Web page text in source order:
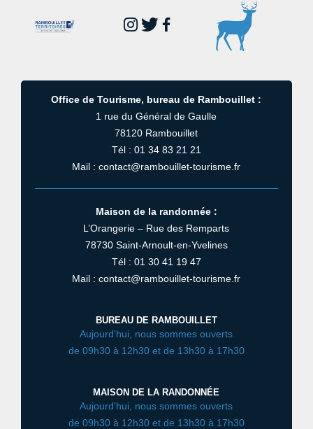
Office de Tourisme, bureau de Rambouillet :
1 rue du Général de Gaulle
78120 Rambouillet
Tél : 01 34 83 21 21
Mail : contact@rambouillet-tourisme.fr
Maison de la randonnée :
L’Orangerie – Rue des Remparts
78730 Saint-Arnoult-en-Yvelines
Tél : 01 30 41 19 47
Mail : contact@rambouillet-tourisme.fr
BUREAU DE RAMBOUILLET
Aujourd'hui, nous sommes ouverts
de 09h30 à 12h30 et de 13h30 à 17h30
MAISON DE LA RANDONNÉE
Aujourd'hui, nous sommes ouverts
de 09h30 à 12h30 et de 13h30 à 17h30